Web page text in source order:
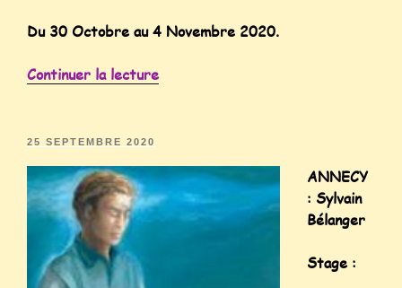
Du 30 Octobre au 4 Novembre 2020.
Continuer la lecture
25 SEPTEMBRE 2020
ANNECY
: Sylvain
Bélanger
Stage :